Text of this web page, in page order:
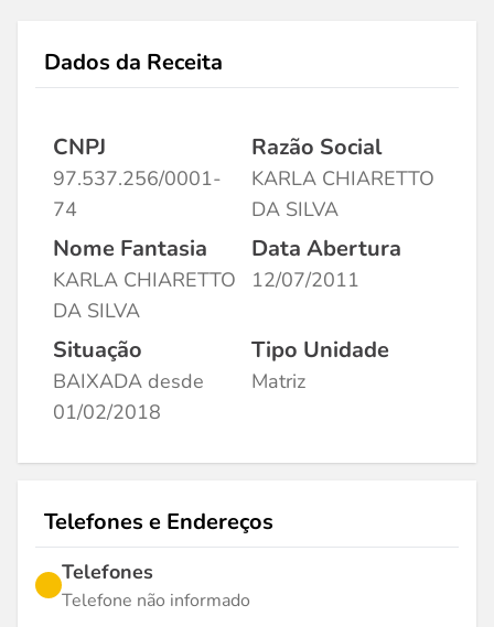
Dados da Receita
CNPJ
97.537.256/0001-
74
Razão Social
KARLA CHIARETTO
DA SILVA
Nome Fantasia
KARLA CHIARETTO
DA SILVA
Data Abertura
12/07/2011
Situação
BAIXADA desde
01/02/2018
Tipo Unidade
Matriz
Telefones e Endereços
Telefones
Telefone não informado